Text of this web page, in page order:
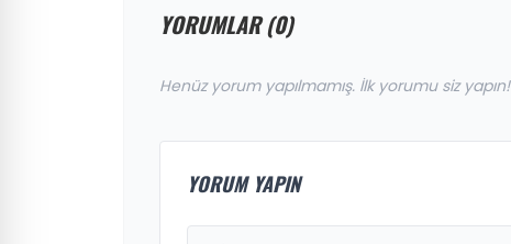
YORUMLAR (0)
Henüz yorum yapılmamış. İlk yorumu siz yapın!
YORUM YAPIN